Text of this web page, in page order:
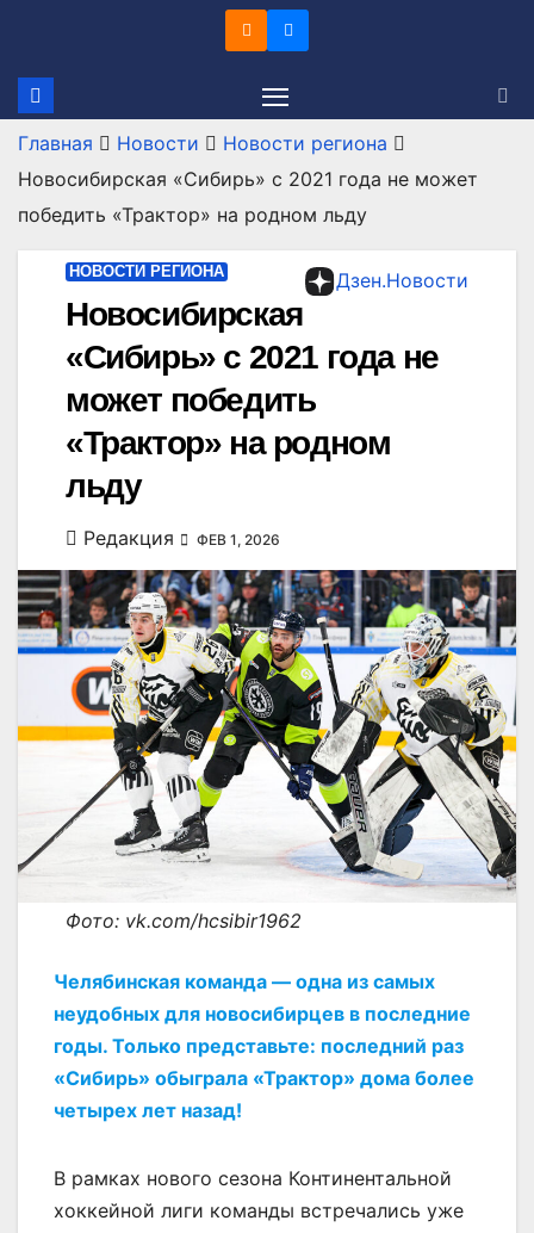
содержимому
Главная Новости
Новости региона
Новосибирская «Сибирь» с 2021 года не может
победить «Трактор» на родном льду
Дзен.Новости
НОВОСТИ РЕГИОНА
Новосибирская
«Сибирь» с 2021 года не
может победить
«Трактор» на родном
льду
Редакция ФЕВ 1, 2026
Фото: vk.com/hcsibir1962
Челябинская команда — одна из самых
неудобных для новосибирцев в последние
годы. Только представьте: последний раз
«Сибирь» обыграла «Трактор» дома более
четырех лет назад!
В рамках нового сезона Континентальной
хоккейной лиги команды встречались уже